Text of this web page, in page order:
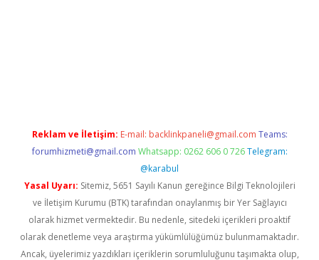
Reklam ve İletişim: E-mail: backlinkpaneli@gmail.com Teams:
forumhizmeti@gmail.com Whatsapp: 0262 606 0 726 Telegram:
@karabul
Yasal Uyarı: Sitemiz, 5651 Sayılı Kanun gereğince Bilgi Teknolojileri
ve İletişim Kurumu (BTK) tarafından onaylanmış bir Yer Sağlayıcı
olarak hizmet vermektedir. Bu nedenle, sitedeki içerikleri proaktif
olarak denetleme veya araştırma yükümlülüğümüz bulunmamaktadır.
Ancak, üyelerimiz yazdıkları içeriklerin sorumluluğunu taşımakta olup,